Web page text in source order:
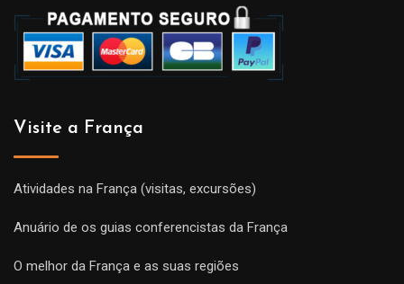
Visite a França
Atividades na França (visitas, excursões)
Anuário de os guias conferencistas da França
O melhor da França e as suas regiões